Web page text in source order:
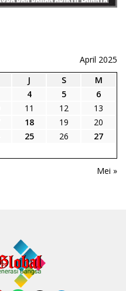
April 2025
J S
M
4 5
6
11 12
13
18 19
20
25 26
27
Mei »